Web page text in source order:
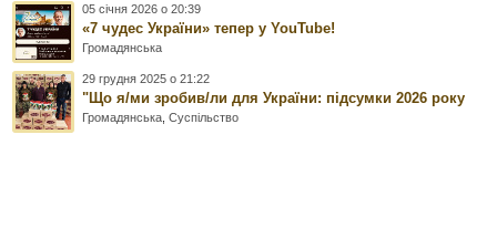
05 січня 2026 о 20:39
«7 чудес України» тепер у YouTube!
Громадянська
29 грудня 2025 о 21:22
"Що я/ми зробив/ли для України: підсумки 2026 року
Громадянська ,Суспільство